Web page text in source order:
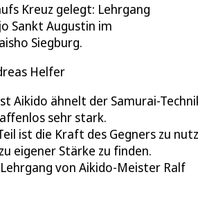
Kreuz gelegt: Lehrgang
Sankt Augustin im
Siegburg.
Helfer
Aikido ähnelt der Samurai-
sehr stark.
ist die Kraft des Gegners zu
eigener Stärke zu finden.
von Aikido-Meister Ralf